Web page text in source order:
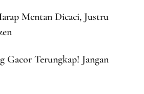
Mentan Dicaci, Justru
Gacor Terungkap! Jangan